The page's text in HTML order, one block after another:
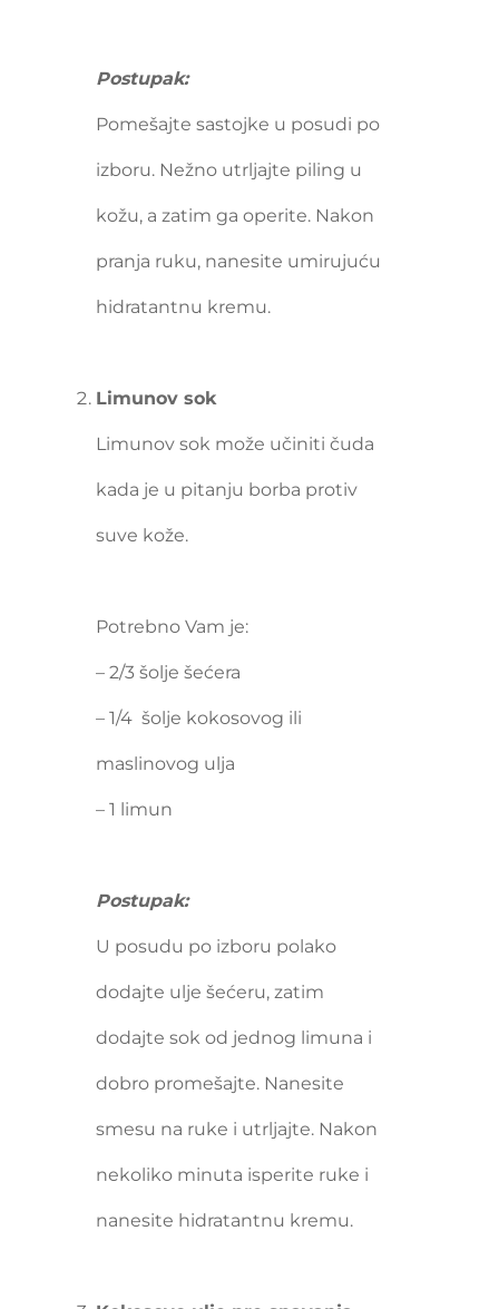
Postupak:
Pomešajte sastojke u posudi po
izboru. Nežno utrljajte piling u
kožu, a zatim ga operite. Nakon
pranja ruku, nanesite umirujuću
hidratantnu kremu.
Limunov sok
Limunov sok može učiniti čuda
kada je u pitanju borba protiv
suve kože.
Potrebno Vam je:
– 2/3 šolje šećera
– 1/4 šolje kokosovog ili
maslinovog ulja
– 1 limun
Postupak:
U posudu po izboru polako
dodajte ulje šećeru, zatim
dodajte sok od jednog limuna i
dobro promešajte. Nanesite
smesu na ruke i utrljajte. Nakon
nekoliko minuta isperite ruke i
nanesite hidratantnu kremu.